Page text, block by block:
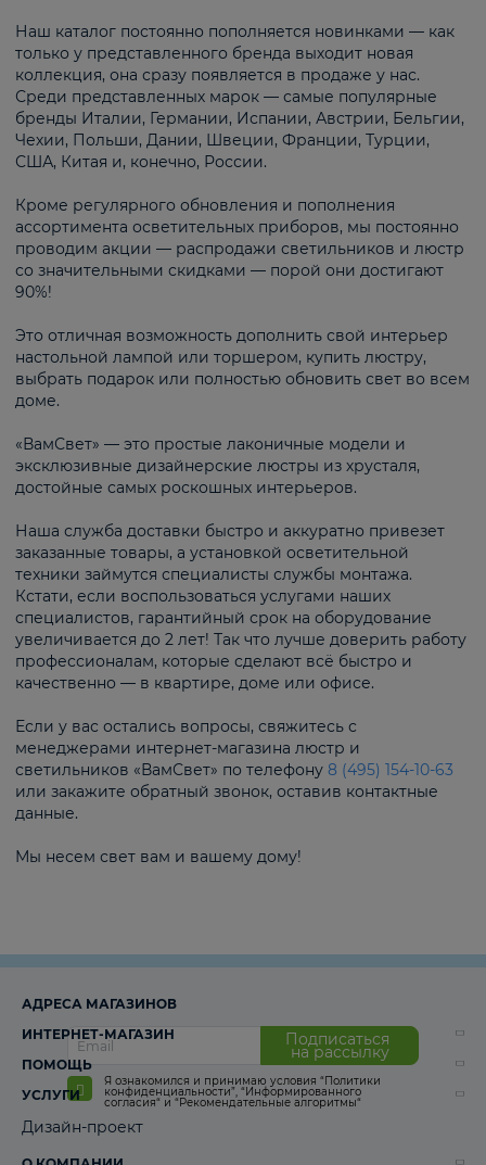
Наш каталог постоянно пополняется новинками — как
только у представленного бренда выходит новая
коллекция, она сразу появляется в продаже у нас.
Среди представленных марок — самые популярные
бренды Италии, Германии, Испании, Австрии, Бельгии,
Чехии, Польши, Дании, Швеции, Франции, Турции,
США, Китая и, конечно, России.
Кроме регулярного обновления и пополнения
ассортимента осветительных приборов, мы постоянно
проводим акции — распродажи светильников и люстр
со значительными скидками — порой они достигают
90%!
Это отличная возможность дополнить свой интерьер
настольной лампой или торшером, купить люстру,
выбрать подарок или полностью обновить свет во всем
доме.
«ВамСвет» — это простые лаконичные модели и
эксклюзивные дизайнерские люстры из хрусталя,
достойные самых роскошных интерьеров.
Наша служба доставки быстро и аккуратно привезет
заказанные товары, а установкой осветительной
техники займутся специалисты службы монтажа.
Кстати, если воспользоваться услугами наших
специалистов, гарантийный срок на оборудование
увеличивается до 2 лет! Так что лучше доверить работу
профессионалам, которые сделают всё быстро и
качественно — в квартире, доме или офисе.
Если у вас остались вопросы, свяжитесь с
менеджерами интернет-магазина люстр и
светильников «ВамСвет» по телефону 8 (495) 154-10-63
или закажите обратный звонок, оставив контактные
данные.
Мы несем свет вам и вашему дому!
Подписаться
на рассылку
Я ознакомился и принимаю условия “Политики
конфиденциальности”, “Информированного
согласия“ и “Рекомендательные алгоритмы“
АДРЕСА МАГАЗИНОВ
ИНТЕРНЕТ-МАГАЗИН
ПОМОЩЬ
УСЛУГИ
Дизайн-проект